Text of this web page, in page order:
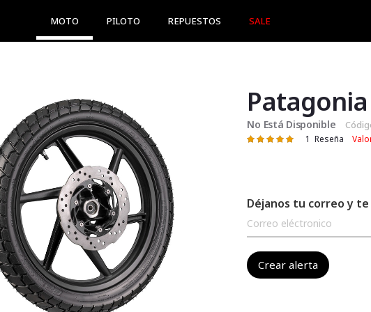
MOTO PILOTO REPUESTOS SALE
No Está Disponible
Valoración: 1 Reseña
Déjanos tu correo y